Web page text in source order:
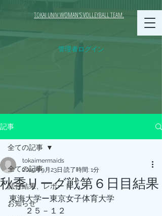
TOKAI UNIV.WOMAN'S VOLLEYBALL TEAM.
管理者ログイン
記事
全ての記事
試合結果、レポート
お知らせ
全ての記事
秋季リーグ戦第６日目結果
tokaimermaids
2019年9月23日 読了時間: 1分
東海大学ー東京女子体育大学
２５－１２